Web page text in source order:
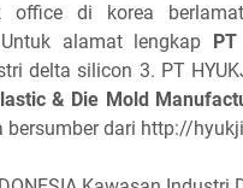
di korea berlamat
alamat lengkap
delta silicon 3. PT
& Die Mold
bersumber dari http://